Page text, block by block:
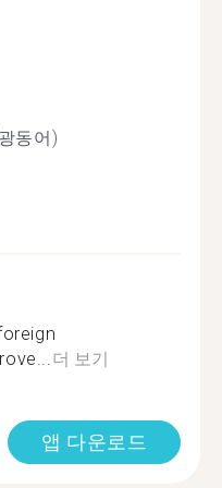
동어)
더 보기
앱 다운로드